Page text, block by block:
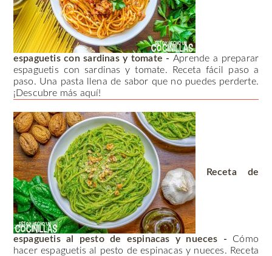
espaguetis con sardinas y tomate - Aprende a preparar
espaguetis con sardinas y tomate. Receta fácil paso a
paso. Una pasta llena de sabor que no puedes perderte.
¡Descubre más aquí!
Receta de
espaguetis al pesto de espinacas y nueces -
Cómo
hacer espaguetis al pesto de espinacas y nueces. Receta